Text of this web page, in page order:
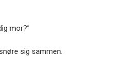
mor?”
sig sammen.